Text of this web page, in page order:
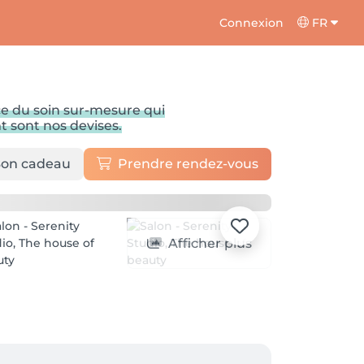
Connexion FR
du soin sur-mesure qui
sont nos devises.
cadeau Prendre rendez-vous
Afficher plus